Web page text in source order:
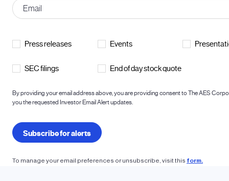
To manage your email preferences or unsubscribe, visit this form.